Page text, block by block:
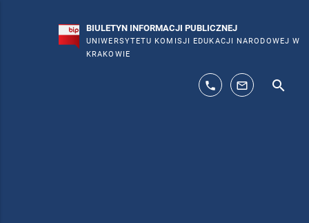
BIULETYN INFORMACJI PUBLICZNEJ
UNIWERSYTETU KOMISJI EDUKACJI NARODOWEJ W
KRAKOWIE
phone mail_outline search